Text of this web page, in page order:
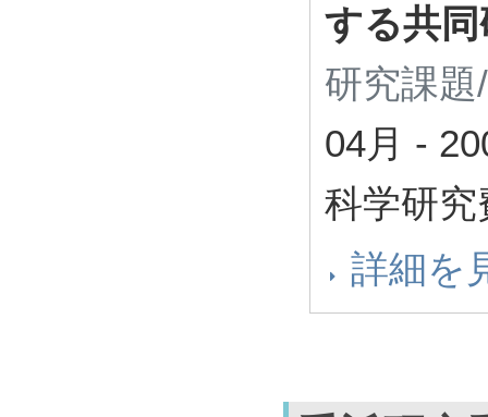
する共同
研究課
04月 -
科学研
詳細を